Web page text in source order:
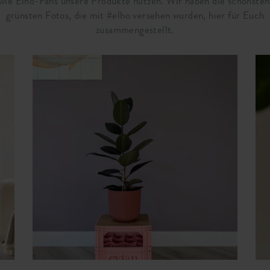
grünsten Fotos, die mit #elho versehen wurden, hier für Euch
zusammengestellt.